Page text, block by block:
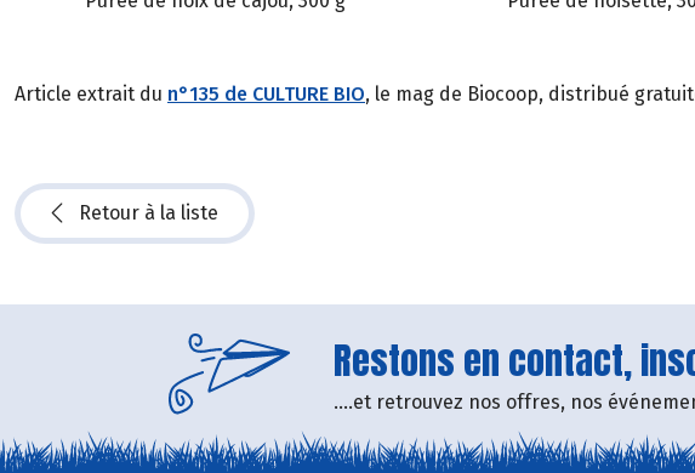
Article extrait du n°135 de CULTURE BIO, le mag de Biocoop, distribué
Retour à la liste
Restons en contact,
....et retrouvez nos offres, nos